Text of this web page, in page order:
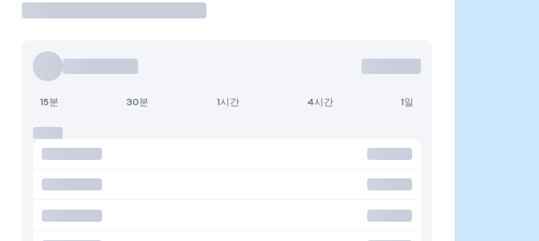
15분 30분 1시간 4시간 1일